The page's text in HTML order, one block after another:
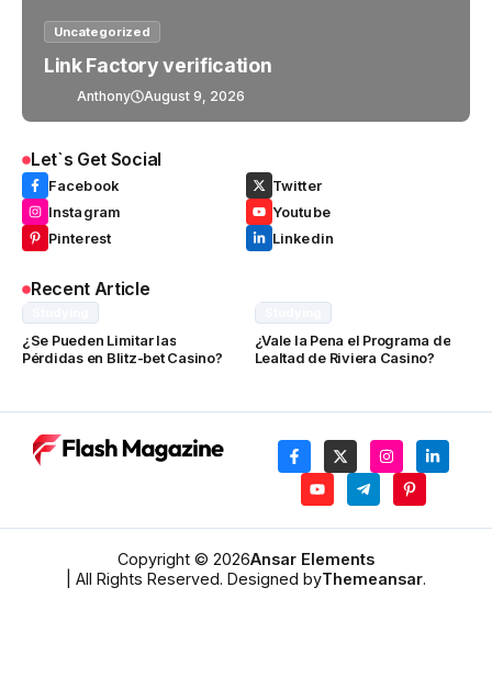
Uncategorized
Link Factory verification
Anthony August 9, 2026
Let`s Get Social
Facebook
Twitter
Instagram
Youtube
Pinterest
Linkedin
Recent Article
¿Se Pueden Limitar las
Pérdidas en Blitz-bet Casino?
¿Vale la Pena el Programa de
Lealtad de Riviera Casino?
Copyright © 2026Ansar Elements
| All Rights Reserved. Designed byThemeansar.